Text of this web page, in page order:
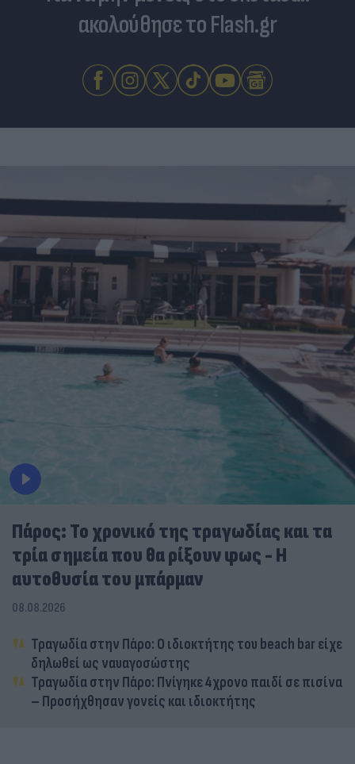
ακολούθησε το Flash.gr
Πάρος: Το χρονικό της τραγωδίας και τα
τρία σημεία που θα ρίξουν φως - Η
αυτοθυσία του μπάρμαν
08.08.2026
Τραγωδία στην Πάρο: Ο ιδιοκτήτης του beach bar είχε
δηλωθεί ως ναυαγοσώστης
Τραγωδία στην Πάρο: Πνίγηκε 4χρονο παιδί σε πισίνα
– Προσήχθησαν γονείς και ιδιοκτήτης